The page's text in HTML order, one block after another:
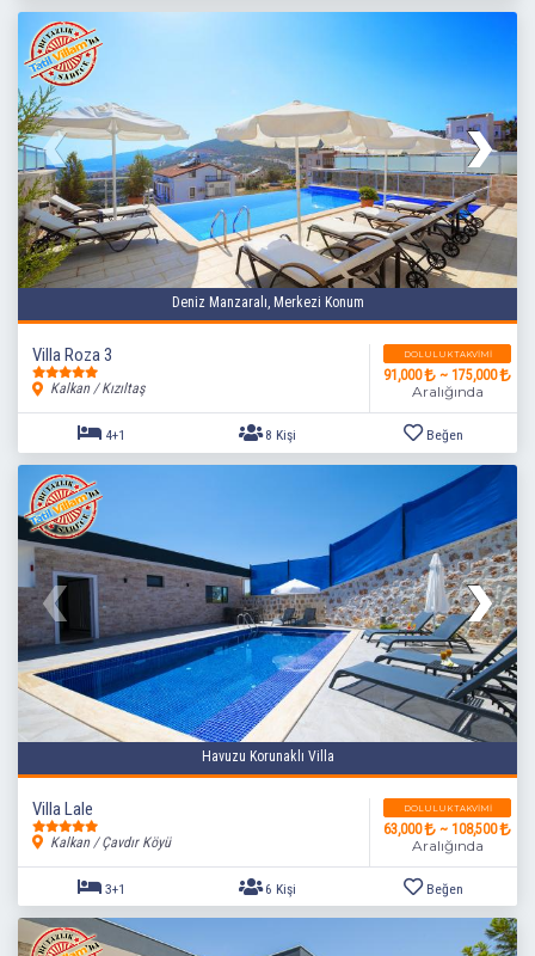
2+1 4 Kişi Beğen
Deniz Manzaralı, Merkezi Konum
Villa Roza 3
Kalkan / Kızıltaş
DOLULUK TAKVIMI
91,000 ~ 175,000
Aralığında
Havuzu Korunaklı Villa
Villa Lale
Kalkan / Çavdır Köyü
DOLULUK TAKVIMI
63,000 ~ 108,500
Aralığında